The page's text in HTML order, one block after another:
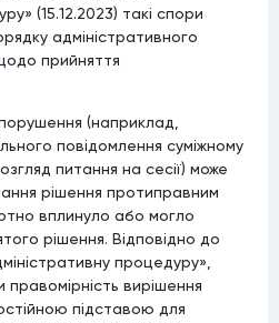
(15.12.2023) такі спори
адміністративного
прийняття
(наприклад,
повідомлення суміжному
питання на сесії) може
рішення протиправним
вплинуло або могло
рішення. Відповідно до
процедуру»,
правомірність вирішення
підставою для